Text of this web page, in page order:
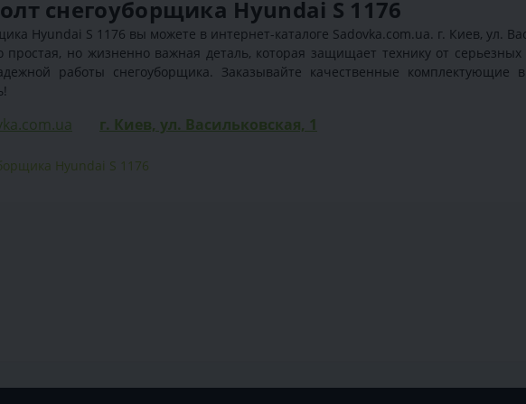
снегоуборщика Hyundai S 1176
Hyundai S 1176 вы можете в интернет-каталоге Sadovka.com.ua. г. Киев, ул.
но жизненно важная деталь, которая защищает технику от
работы снегоуборщика. Заказывайте качественные комплектующие
г. Киев, ул. Васильковская, 1
Hyundai S 1176